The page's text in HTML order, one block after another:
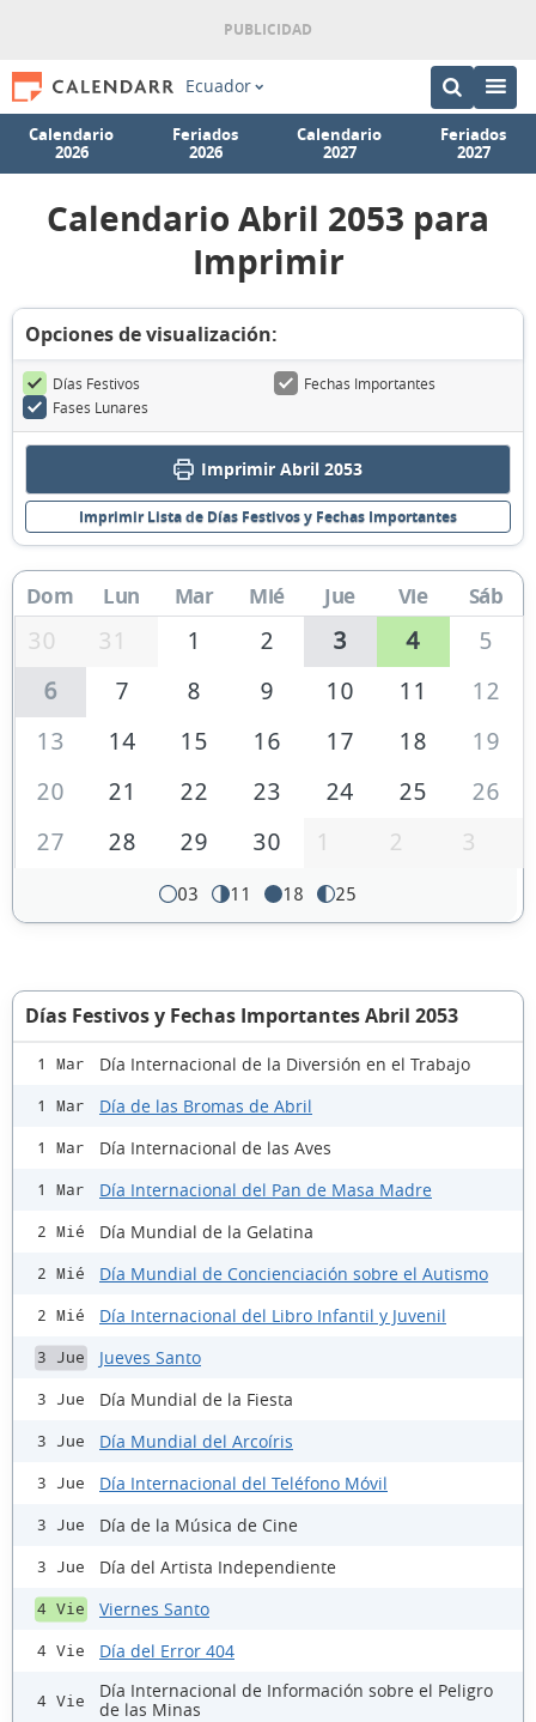
Ecuador
Calendario
2026
Feriados
2026
Calendario
2027
Feriados
2027
Calendario Abril 2053 para
Imprimir
Opciones de visualización:
Días Festivos
Fechas Importantes
Fases Lunares
Imprimir Abril 2053
Imprimir Lista de Días Festivos y Fechas Importantes
Dom Lun Mar Mié Jue Vie Sáb
30 31 1 2 3 4
5
6
7 8 9 10 11
12
13
14 15 16 17 18
19
20
21 22 23 24 25
26
27
28 29 30 1 2 3
03 11 18 25
Días Festivos y Fechas Importantes Abril 2053
1 Mar Día Internacional de la Diversión en el Trabajo
1 Mar Día de las Bromas de Abril
1 Mar Día Internacional de las Aves
1 Mar Día Internacional del Pan de Masa Madre
2 Mié Día Mundial de la Gelatina
2 Mié Día Mundial de Concienciación sobre el Autismo
2 Mié Día Internacional del Libro Infantil y Juvenil
3 Jue Jueves Santo
3 Jue Día Mundial de la Fiesta
3 Jue Día Mundial del Arcoíris
3 Jue Día Internacional del Teléfono Móvil
3 Jue Día de la Música de Cine
3 Jue Día del Artista Independiente
4 Vie Viernes Santo
4 Vie Día del Error 404
4 Vie
Día Internacional de Información sobre el Peligro
de las Minas